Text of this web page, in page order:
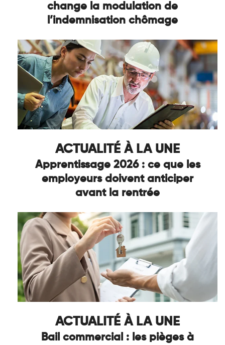
change la modulation de
l’indemnisation chômage
ACTUALITÉ À LA UNE
Apprentissage 2026 : ce que les
employeurs doivent anticiper
avant la rentrée
ACTUALITÉ À LA UNE
Bail commercial : les pièges à